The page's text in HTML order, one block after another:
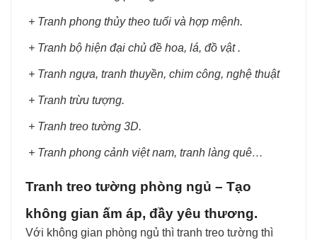
+ Tranh phong thủy theo tuổi và hợp mệnh.
+ Tranh bộ hiện đại chủ đề hoa, lá, đồ vật .
+ Tranh ngựa, tranh thuyền, chim công, nghệ thuật
+ Tranh trừu tượng.
+ Tranh treo tường 3D.
+ Tranh phong cảnh việt nam, tranh làng quê…
Tranh treo tường phòng ngủ – Tạo
không gian ấm áp, đầy yêu thương.
Với không gian phòng ngủ thì tranh treo tường thì